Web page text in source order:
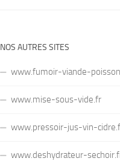
NOS AUTRES SITES
www.fumoir-viande-
www.mise-sous-vide.fr
www.pressoir-jus-vin-
www.deshydrateur-